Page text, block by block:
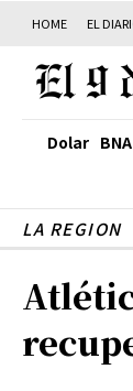
HOME EL
Dolar BNA
LA REGION